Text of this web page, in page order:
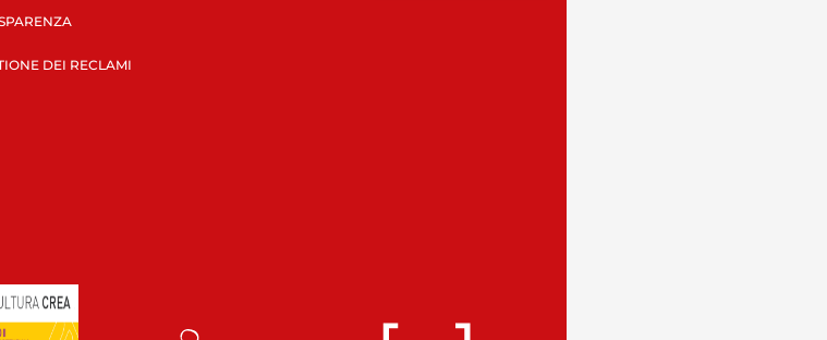
DEI RECLAMI